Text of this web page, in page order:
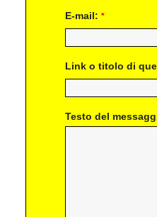
E-mail: *
Link o titolo di
Testo del